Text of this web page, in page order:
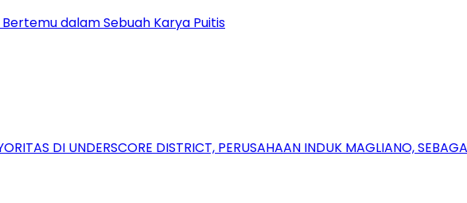
Bertemu dalam Sebuah Karya Puitis
DI UNDERSCORE DISTRICT, PERUSAHAAN INDUK MAGLIANO,